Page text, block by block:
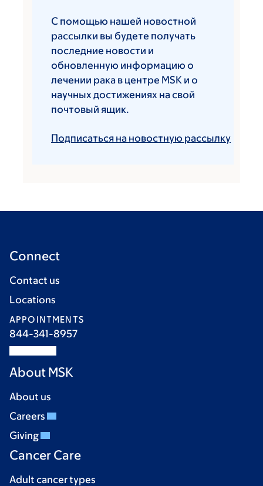
С помощью нашей новостной
рассылки вы будете получать
последние новости и
обновленную информацию о
лечении рака в центре MSK и о
научных достижениях на свой
почтовый ящик.
Подписаться на новостную рассылку
Connect
Contact us
Locations
APPOINTMENTS
844-341-8957
About MSK
About us
Careers
Giving
Cancer Care
Adult cancer types